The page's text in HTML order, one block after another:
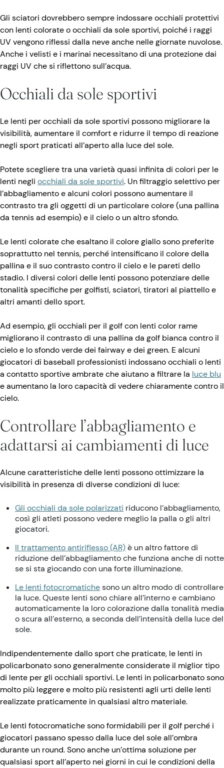
Gli sciatori dovrebbero sempre indossare occhiali protettivi
con lenti colorate o occhiali da sole sportivi, poiché i raggi
UV vengono riflessi dalla neve anche nelle giornate nuvolose.
Anche i velisti e i marinai necessitano di una protezione dai
raggi UV che si riflettono sull’acqua.
Occhiali da sole sportivi
Le lenti per occhiali da sole sportivi possono migliorare la
visibilità, aumentare il comfort e ridurre il tempo di reazione
negli sport praticati all’aperto alla luce del sole.
Potete scegliere tra una varietà quasi infinita di colori per le
lenti negli occhiali da sole sportivi. Un filtraggio selettivo per
l’abbagliamento e alcuni colori possono aumentare il
contrasto tra gli oggetti di un particolare colore (una pallina
da tennis ad esempio) e il cielo o un altro sfondo.
Le lenti colorate che esaltano il colore giallo sono preferite
soprattutto nel tennis, perché intensificano il colore della
pallina e il suo contrasto contro il cielo e le pareti dello
stadio. I diversi colori delle lenti possono potenziare delle
tonalità specifiche per golfisti, sciatori, tiratori al piattello e
altri amanti dello sport.
Ad esempio, gli occhiali per il golf con lenti color rame
migliorano il contrasto di una pallina da golf bianca contro il
cielo e lo sfondo verde dei fairway e dei green. E alcuni
giocatori di baseball professionisti indossano occhiali o lenti
a contatto sportive ambrate che aiutano a filtrare la luce blu
e aumentano la loro capacità di vedere chiaramente contro il
cielo.
Controllare l’abbagliamento e
adattarsi ai cambiamenti di luce
Alcune caratteristiche delle lenti possono ottimizzare la
visibilità in presenza di diverse condizioni di luce:
Gli occhiali da sole polarizzati riducono l’abbagliamento,
così gli atleti possono vedere meglio la palla o gli altri
giocatori.
Il trattamento antiriflesso (AR)è un altro fattore di
riduzione dell’abbagliamento che funziona anche di notte
se si sta giocando con una forte illuminazione.
Le lenti fotocromatichesono un altro modo di controllare
la luce. Queste lenti sono chiare all’interno e cambiano
automaticamente la loro colorazione dalla tonalità media
o scura all’esterno, a seconda dell’intensità della luce del
sole.
Indipendentemente dallo sport che praticate, le lenti in
policarbonato sono generalmente considerate il miglior tipo
di lente per gli occhiali sportivi. Le lenti in policarbonato sono
molto più leggere e molto più resistenti agli urti delle lenti
realizzate praticamente in qualsiasi altro materiale.
Le lenti fotocromatiche sono formidabili per il golf perché i
giocatori passano spesso dalla luce del sole all’ombra
durante un round. Sono anche un’ottima soluzione per
qualsiasi sport all’aperto nei giorni in cui le condizioni della